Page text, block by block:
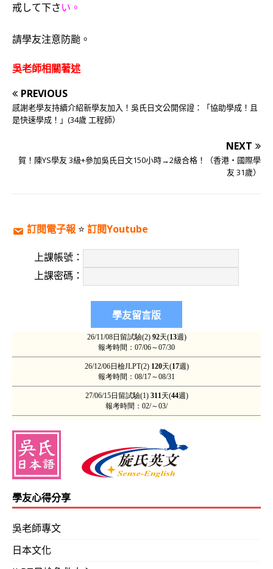
戒して下さい。
請學友注意防颱。
吳老師相關著述
PREVIOUS
感謝老學友持續介紹新學友加入！吳氏日文公開保證：「協助學成！且
是快速學成！」(34歲 工程師）
NEXT
賀！陳YS學友 3級+參加吳氏日文150小時→2級合格！（香港‧國際學
友 31歲）
訂閱電子報 ⭐️ 訂閱Youtube
上課帳號：
上課密碼：
學友心得分享
吳老師專文
日本文化